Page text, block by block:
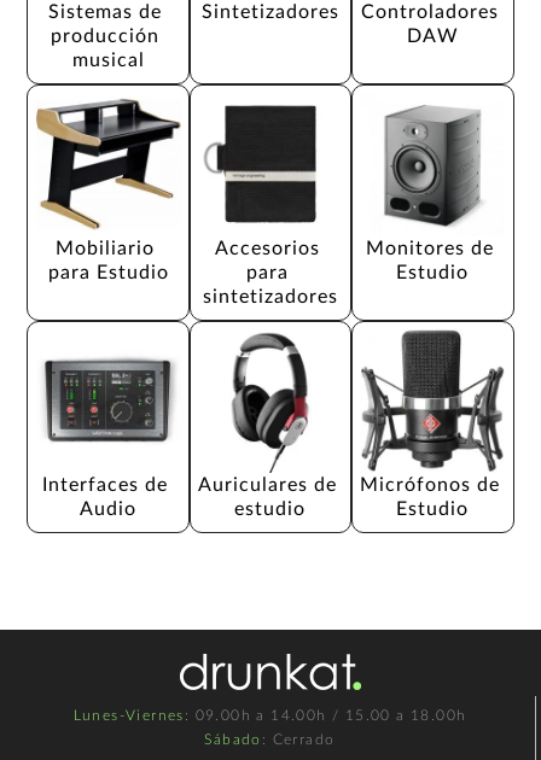
Sistemas de
producción
musical
Sintetizadores
Controladores
DAW
Mobiliario
para Estudio
Accesorios
para
sintetizadores
Monitores de
Estudio
Interfaces de
Audio
Auriculares de
estudio
Micrófonos de
Estudio
Lunes-Viernes : 09.00h a 14.00h / 15.00 a 18.00h
Sábado : Cerrado